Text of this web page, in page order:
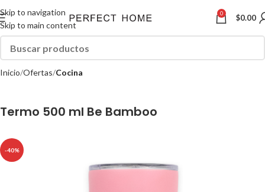
Skip to navigation
Skip to main content
0 $0.00
Inicio Ofertas Cocina
Termo 500 ml Be Bamboo
-40%